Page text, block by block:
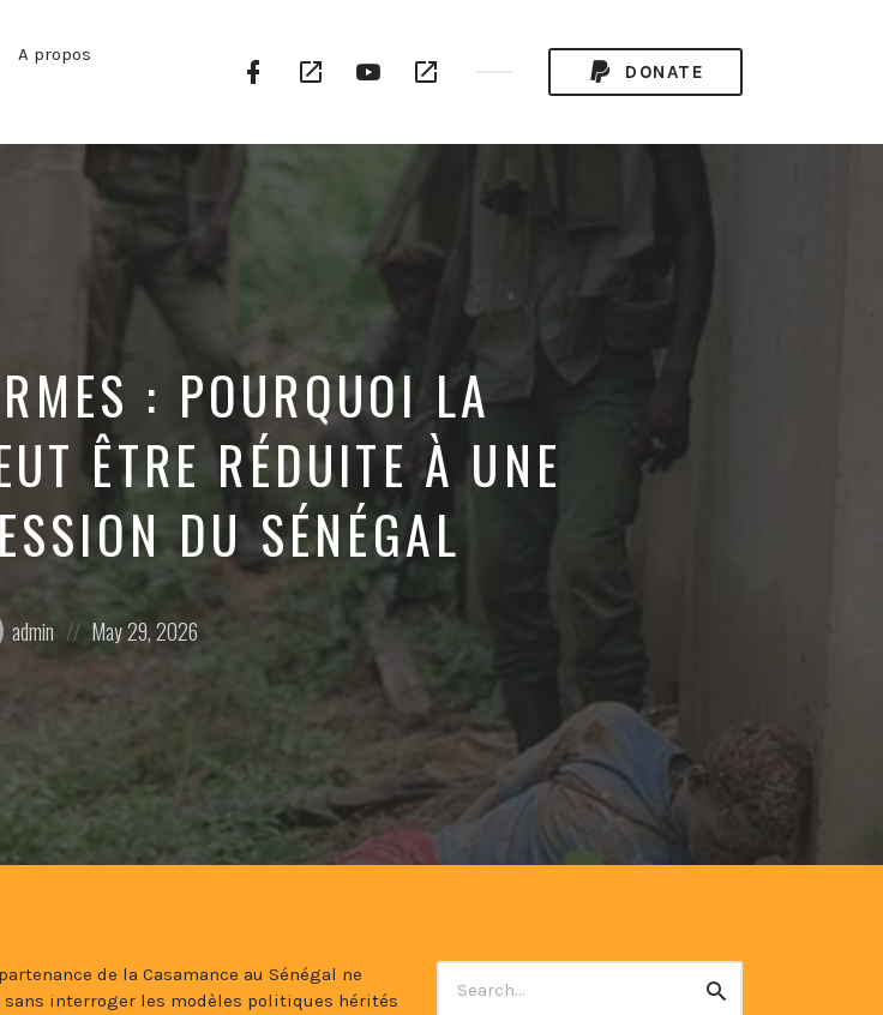
A propos
Facebook
Profile
Google
Play
YouTube
Channel
DONATE
: POURQUOI LA
ÊTRE RÉDUITE À UNE
DU SÉNÉGAL
admin
Posted
on
May 29, 2026
de la Casamance au Sénégal ne
interroger les modèles politiques hérités
for:
Search